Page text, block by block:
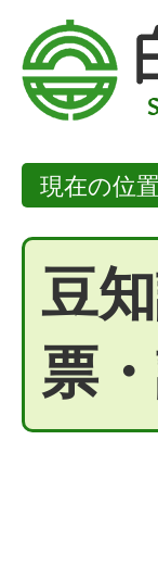
現在の位置
豆
票